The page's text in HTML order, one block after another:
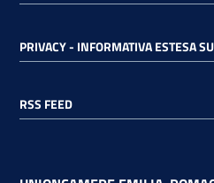
PRIVACY - INFORMATIVA ESTESA
RSS FEED